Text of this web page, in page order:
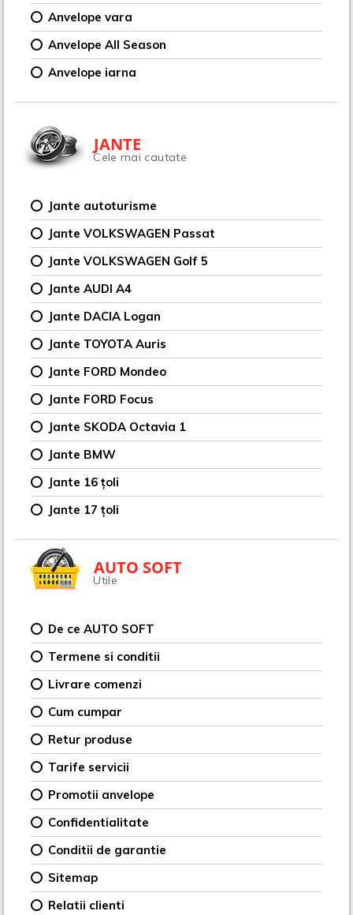
Anvelope vara
Anvelope All Season
Anvelope iarna
JANTE
Cele mai cautate
Jante autoturisme
Jante VOLKSWAGEN Passat
Jante VOLKSWAGEN Golf 5
Jante AUDI A4
Jante DACIA Logan
Jante TOYOTA Auris
Jante FORD Mondeo
Jante FORD Focus
Jante SKODA Octavia 1
Jante BMW
Jante 16 țoli
Jante 17 țoli
AUTO SOFT
Utile
De ce AUTO SOFT
Termene si conditii
Livrare comenzi
Cum cumpar
Retur produse
Tarife servicii
Promotii anvelope
Confidentialitate
Conditii de garantie
Sitemap
Relatii clienti